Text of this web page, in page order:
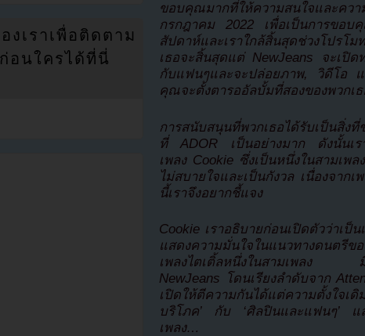
ขอบคุณมากที่ให้ความสนใจและคว
กรกฎาคม 2022 เพื่อเป็นการขอบ
สัปดาห์และเราใกล้สิ้นสุดช่วงโปรโ
เธอจะสิ้นสุดแต่ NewJeans จะเปิด
กับแฟนๆและจะปล่อยภาพ, วิดีโอ
คุณจะตั้งตารออัลบั้มที่สองของพวกเ
การสนับสนุนที่พวกเธอได้รับเป็นสิ่ง
ที่ ADOR เป็นอย่างมาก ดังนั้นเรา
เพลง Cookie ซึ่งเป็นหนึ่งในสามเพ
ไม่สบายใจและเป็นกังวล เนื่องจาก
นี้เราจึงอยากชี้แจง
Cookie เราอธิบายก่อนเปิดตัวว่าเป็
แสดงความมั่นใจในแนวทางดนตรีข
เพลงไตเติ้ลหนึ่งในสามเพลง มีกา
NewJeans โดนเรียงลำดับจาก
เปิดให้ตีความกันได้แต่ความตั้งใ
บริโภค’ กับ ‘ศิลปินและแฟนๆ’ แล
เพลง…
งเราเพื่อติดตาม
อนใครได้ที่นี่